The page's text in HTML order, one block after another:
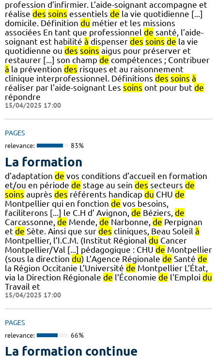
profession d’infirmier. L’aide-soignant accompagne et
réalise des soins essentiels de la vie quotidienne [...]
domicile. Définition du métier et les missions
associées En tant que professionnel de santé, l’aide-
soignant est habilité à dispenser des soins de la vie
quotidienne ou des soins aigus pour préserver et
restaurer [...] son champ de compétences ; Contribuer
à la prévention des risques et au raisonnement
clinique interprofessionnel. Définitions des soins à
réaliser par l’aide-soignant Les soins ont pour but de
répondre
15/04/2025 17:00
PAGES
relevance: 83%
La formation
d’adaptation de vos conditions d’accueil en formation
et/ou en période de stage au sein des secteurs de
soins auprès des référents handicap du CHU de
Montpellier qui en fonction de vos besoins,
faciliterons [...] le C.H d’ Avignon, de Béziers, de
Carcassonne, de Mende, de Narbonne, de Perpignan
et de Sète. Ainsi que sur des cliniques, Beau Soleil à
Montpellier, l’I.C.M. (Institut Régional du Cancer
Montpellier/Val [...] pédagogique : CHU de Montpellier
(sous la direction du) L’Agence Régionale de Santé de
la Région Occitanie L’Université de Montpellier L’État,
via la Direction Régionale de l’Économie de l'Emploi du
Travail et
15/04/2025 17:00
PAGES
relevance: 66%
La formation continue